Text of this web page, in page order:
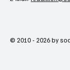
© 2010 - 2026 by